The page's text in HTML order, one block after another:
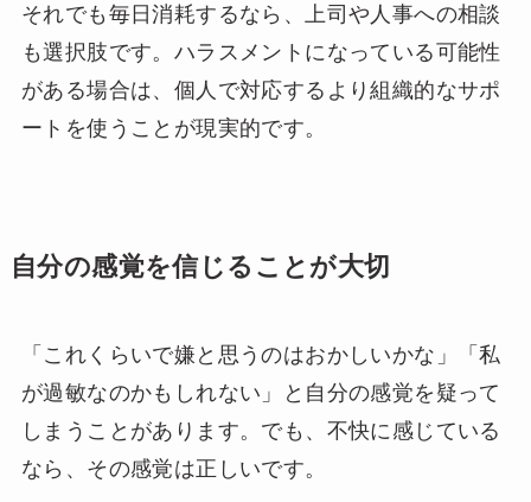
それでも毎日消耗するなら、上司や人事への相談
も選択肢です。ハラスメントになっている可能性
がある場合は、個人で対応するより組織的なサポ
ートを使うことが現実的です。
自分の感覚を信じることが大切
「これくらいで嫌と思うのはおかしいかな」「私
が過敏なのかもしれない」と自分の感覚を疑って
しまうことがあります。でも、不快に感じている
なら、その感覚は正しいです。